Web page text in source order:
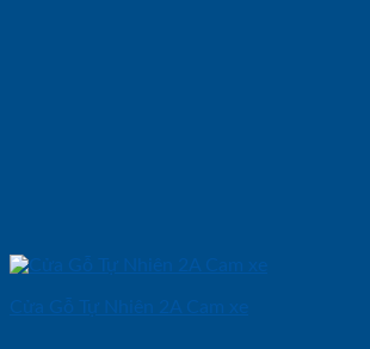
Cửa Gỗ Tự Nhiên 2A Cam xe